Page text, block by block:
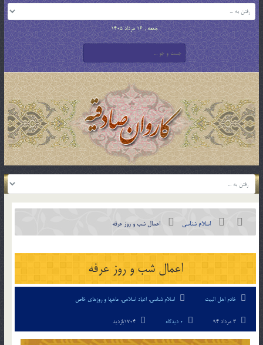
جمعه , 16 مرداد 1405
اسلام شناسی اعمال شب و روز عرفه
اعمال شب و روز عرفه
خادم اهل البیت اسلام شناسی, اعیاد اسلامی, ماهها و روزهای خاص
0 دیدگاه